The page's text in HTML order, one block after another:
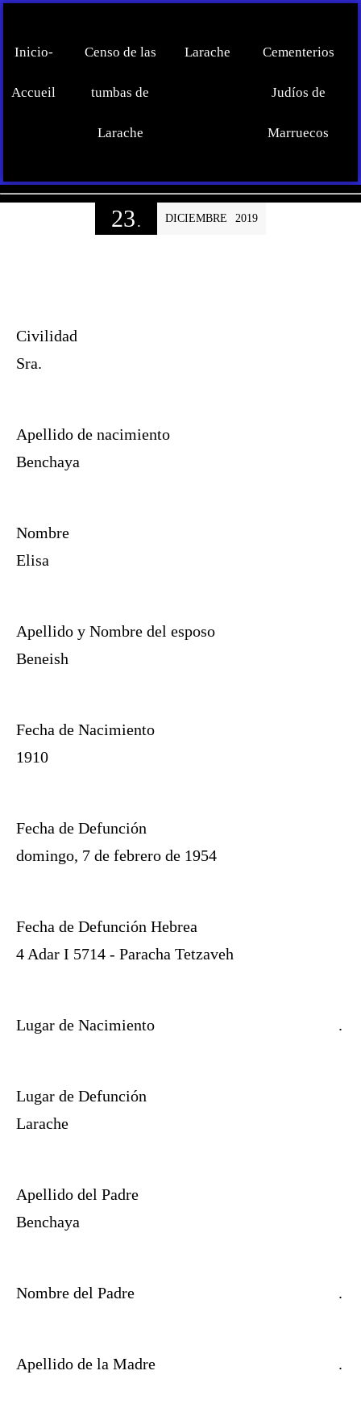
Inicio-
Accueil
Censo de las
tumbas de
Larache
Larache Cementerios
Judíos de
Marruecos
23. DICIEMBRE 2019
Civilidad
Sra.
Apellido de nacimiento
Benchaya
Nombre
Elisa
Apellido y Nombre del esposo
Beneish
Fecha de Nacimiento
1910
Fecha de Defunción
domingo, 7 de febrero de 1954
Fecha de Defunción Hebrea
4 Adar I 5714 - Paracha Tetzaveh
Lugar de Nacimiento .
Lugar de Defunción
Larache
Apellido del Padre
Benchaya
Nombre del Padre .
Apellido de la Madre .